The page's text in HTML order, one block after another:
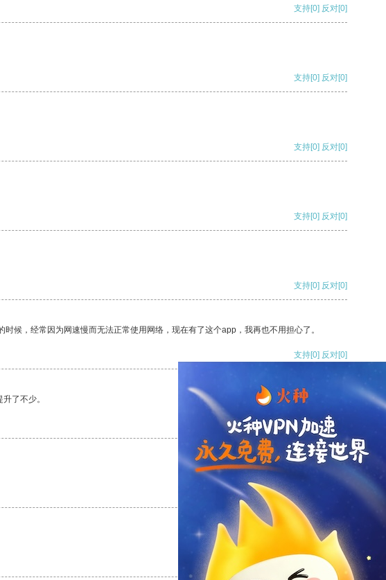
支持[0] 反对[0]
支持[0] 反对[0]
支持[0] 反对[0]
支持[0] 反对[0]
支持[0] 反对[0]
候，经常因为网速慢而无法正常使用网络，现在有了这个app，我再也不用担心了。
支持[0] 反对[0]
了不少。
支持[0] 反对
支持
反对 [0]